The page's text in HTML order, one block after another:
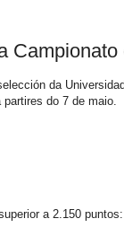
da
do 7 de maio.
a 2.150 puntos: